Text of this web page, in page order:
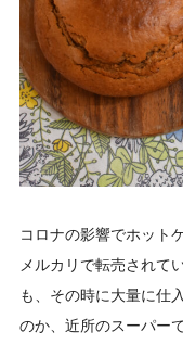
コロナの影響でホット
メルカリで転売されて
も、その時に大量に仕
のか、近所のスーパー